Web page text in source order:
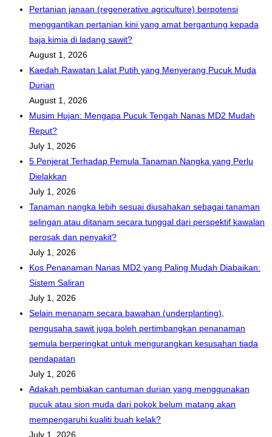
Pertanian janaan (regenerative agriculture) berpotensi
menggantikan pertanian kini yang amat bergantung kepada
baja kimia di ladang sawit?
August 1, 2026
Kaedah Rawatan Lalat Putih yang Menyerang Pucuk Muda
Durian
August 1, 2026
Musim Hujan: Mengapa Pucuk Tengah Nanas MD2 Mudah
Reput?
July 1, 2026
5 Penjerat Terhadap Pemula Tanaman Nangka yang Perlu
Dielakkan
July 1, 2026
Tanaman nangka lebih sesuai diusahakan sebagai tanaman
selingan atau ditanam secara tunggal dari perspektif kawalan
perosak dan penyakit?
July 1, 2026
Kos Penanaman Nanas MD2 yang Paling Mudah Diabaikan:
Sistem Saliran
July 1, 2026
Selain menanam secara bawahan (underplanting),
pengusaha sawit juga boleh pertimbangkan penanaman
semula berperingkat untuk mengurangkan kesusahan tiada
pendapatan
July 1, 2026
Adakah pembiakan cantuman durian yang menggunakan
pucuk atau sion muda dari pokok belum matang akan
mempengaruhi kualiti buah kelak?
July 1, 2026